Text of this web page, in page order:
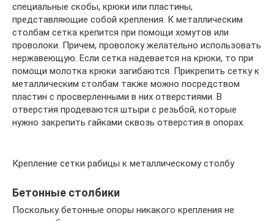
специальные скобы, крюки или пластины,
представляющие собой крепления. К металлическим
столбам сетка крепится при помощи хомутов или
проволоки. Причем, проволоку желательно использовать
нержавеющую. Если сетка надевается на крюки, то при
помощи молотка крюки загибаются. Прикрепить сетку к
металлическим столбам также можно посредством
пластин с просверленными в них отверстиями. В
отверстия продеваются штыри с резьбой, которые
нужно закрепить гайками сквозь отверстия в опорах.
Крепление сетки рабицы к металлическому столбу
Бетонные столбики
Поскольку бетонные опоры никакого крепления не